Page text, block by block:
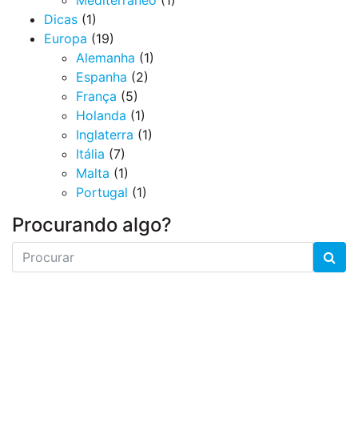
Dicas (1)
Europa (19)
Alemanha (1)
Espanha (2)
França (5)
Holanda (1)
Inglaterra (1)
Itália (7)
Malta (1)
Portugal (1)
Procurando algo?